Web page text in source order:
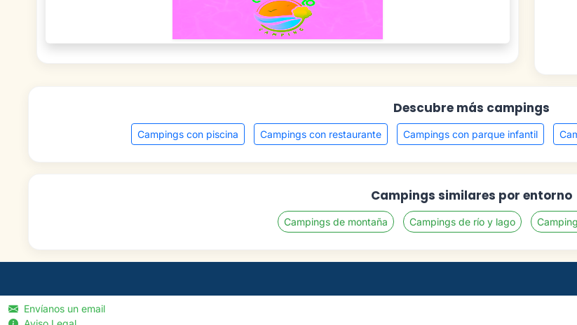
Descubre más campings
Campings con piscina Campings con restaurante Campings con parque infantil
Campings similares por entorno
Campings de montaña Campings de río y lago
Envíanos un email